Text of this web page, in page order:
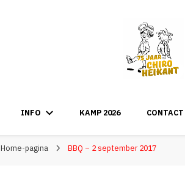
INFO KAMP 2026 CONTACT
Home-pagina BBQ – 2 september 2017